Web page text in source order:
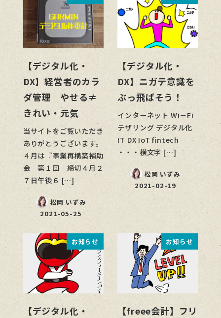
【デジタル化・
DX】経営者のカラ
ダ管理 やせる≠
きれい・元気
当サイトをご覧いただき
ありがとうございます。
４月は『事業再構築補助
金 第１回 締切４月２
７日午後６ […]
松岡 いずみ
2021-05-25
【デジタル化・
DX】ニガテ意識を
ぶっ飛ばそう！
インターネット Wi－Fi
テザリング デジタル化
IT DX IoT fintech
・・・横文字 […]
松岡 いずみ
2021-02-19
お知らせ
【デジタル化・
お知らせ
【freee会計】フリ